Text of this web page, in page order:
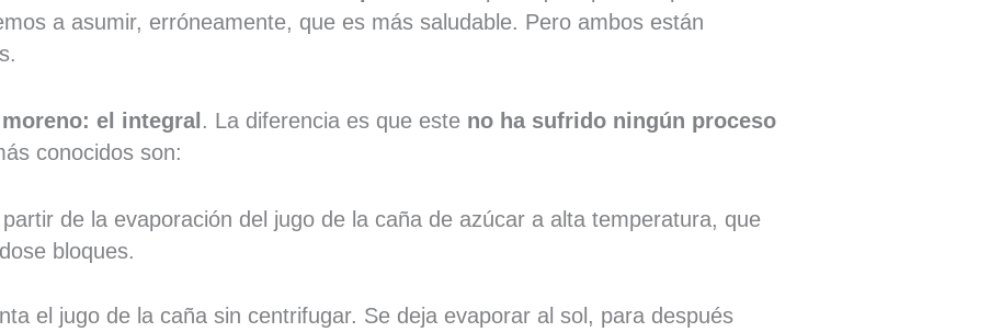
a asumir, erróneamente, que es más saludable. Pero ambos están
el integral . La diferencia es que este no ha sufrido ningún proceso
conocidos son:
de la evaporación del jugo de la caña de azúcar a alta temperatura, que
bloques.
el jugo de la caña sin centrifugar. Se deja evaporar al sol, para después